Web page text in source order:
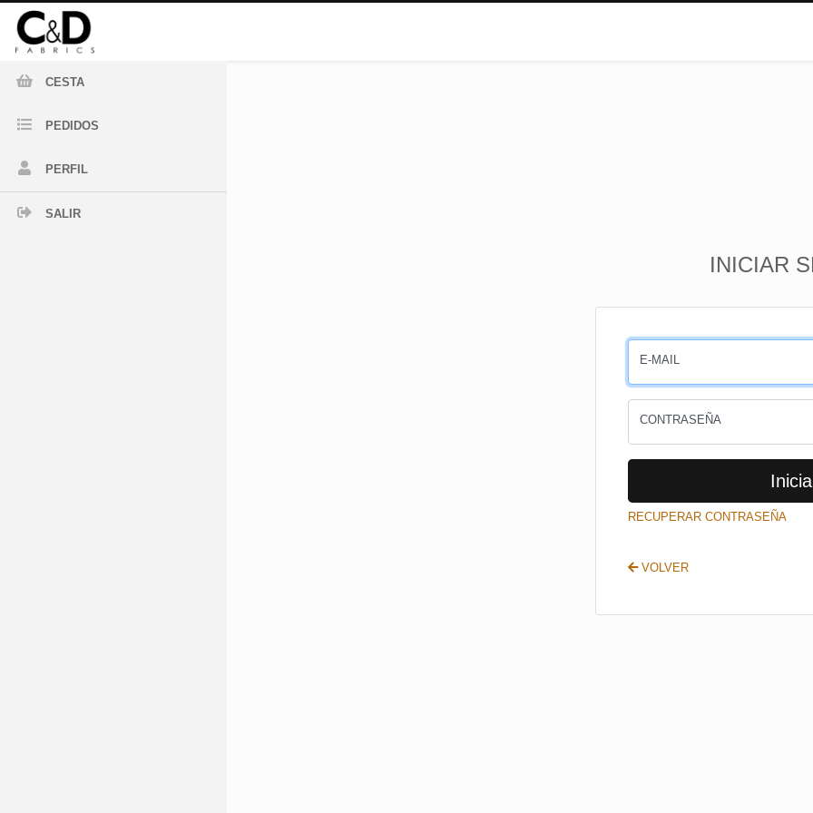
CESTA
PEDIDOS
PERFIL
SALIR
INICIAR
E-MAIL
CONTRASEÑA
RECUPERAR CONTRASEÑA
VOLVER